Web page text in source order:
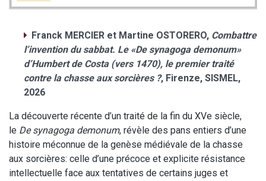
Franck MERCIER et Martine OSTORERO, Combattre
l’invention du sabbat. Le «De synagoga demonum»
d’Humbert de Costa (vers 1470), le premier traité
contre la chasse aux sorcières ?, Firenze, SISMEL,
2026
La découverte récente d’un traité de la fin du XVe siècle,
le De synagoga demonum, révèle des pans entiers d’une
histoire méconnue de la genèse médiévale de la chasse
aux sorcières: celle d’une précoce et explicite résistance
intellectuelle face aux tentatives de certains juges et